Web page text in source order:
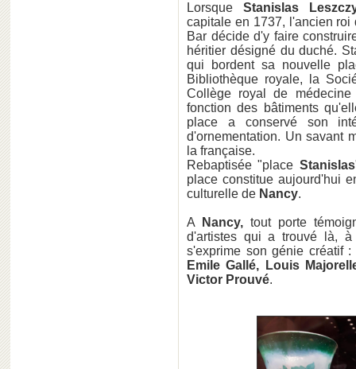
Lorsque Stanislas
capitale en 1737, l'ancien
Bar décide d'y faire
héritier désigné du duché.
qui bordent sa nouvelle
Bibliothèque royale, la
Collège royal de
fonction des bâtiments
place a conservé son
d'ornementation. Un savant
la française.
Rebaptisée "place Stanislas
place constitue aujourd'hui
culturelle de Nancy.
A Nancy, tout porte
d'artistes qui a trouvé là,
s'exprime son génie créatif
Emile Gallé, Louis
Victor Prouvé.